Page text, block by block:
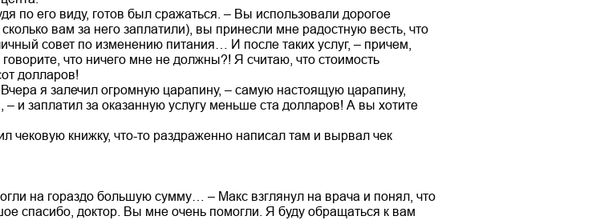
по его виду, готов был сражаться. – Вы использовали дорогое
вам за него заплатили), вы принесли мне радостную весть, что
совет по изменению питания… И после таких услуг, – причем,
что ничего мне не должны?! Я считаю, что стоимость
долларов!
я залечил огромную царапину, – самую настоящую царапину,
и заплатил за оказанную услугу меньше ста долларов! А вы хотите
чековую книжку, что-то раздраженно написал там и вырвал чек
на гораздо большую сумму… – Макс взглянул на врача и понял, что
спасибо, доктор. Вы мне очень помогли. Я буду обращаться к вам